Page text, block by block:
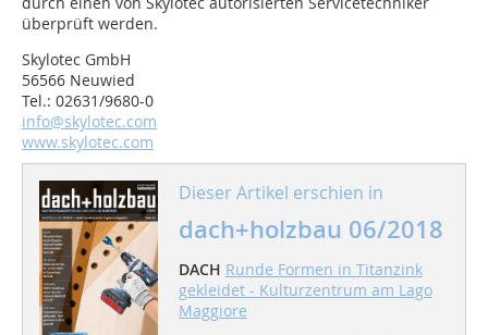
überprüft werden.
Skylotec GmbH
56566 Neuwied
Tel.: 02631/9680-0
info@skylotec.com
www.skylotec.com
Dieser Artikel erschien in
dach+holzbau 06/2018
DACH Runde Formen in Titanzink
gekleidet - Kulturzentrum am Lago
Maggiore